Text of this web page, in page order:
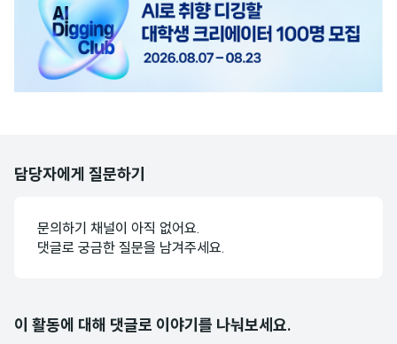
담당자에게 질문하기
문의하기 채널이 아직 없어요.
댓글로 궁금한 질문을 남겨주세요.
이 활동에 대해 댓글로 이야기를 나눠보세요.